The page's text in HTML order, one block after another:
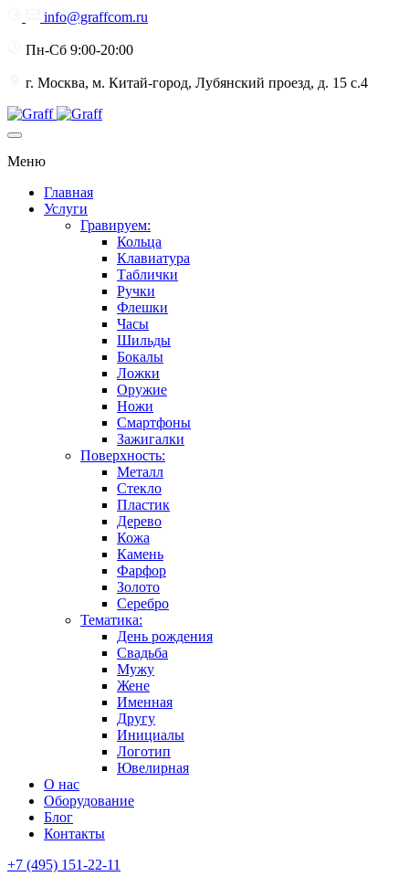
info@graffcom.ru
Пн-Сб 9:00-20:00
г. Москва, м. Китай-город, Лубянский проезд, д. 15 с.4
Меню
Главная
Услуги
Гравируем:
Кольца
Клавиатура
Таблички
Ручки
Флешки
Часы
Шильды
Бокалы
Ложки
Оружие
Ножи
Смартфоны
Зажигалки
Поверхность:
Металл
Стекло
Пластик
Дерево
Кожа
Камень
Фарфор
Золото
Серебро
Тематика:
День рождения
Свадьба
Мужу
Жене
Именная
Другу
Инициалы
Логотип
Ювелирная
О нас
Оборудование
Блог
Контакты
+7 (495) 151-22-11